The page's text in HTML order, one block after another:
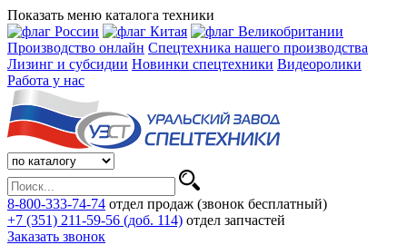
Показать меню каталога техники
Производство онлайн Спецтехника нашего производства
Лизинг и субсидии Новинки спецтехники Видеоролики
Работа у нас
8-800-333-74-74 отдел продаж (звонок бесплатный)
+7 (351) 211-59-56 (доб. 114) отдел запчастей
Заказать звонок